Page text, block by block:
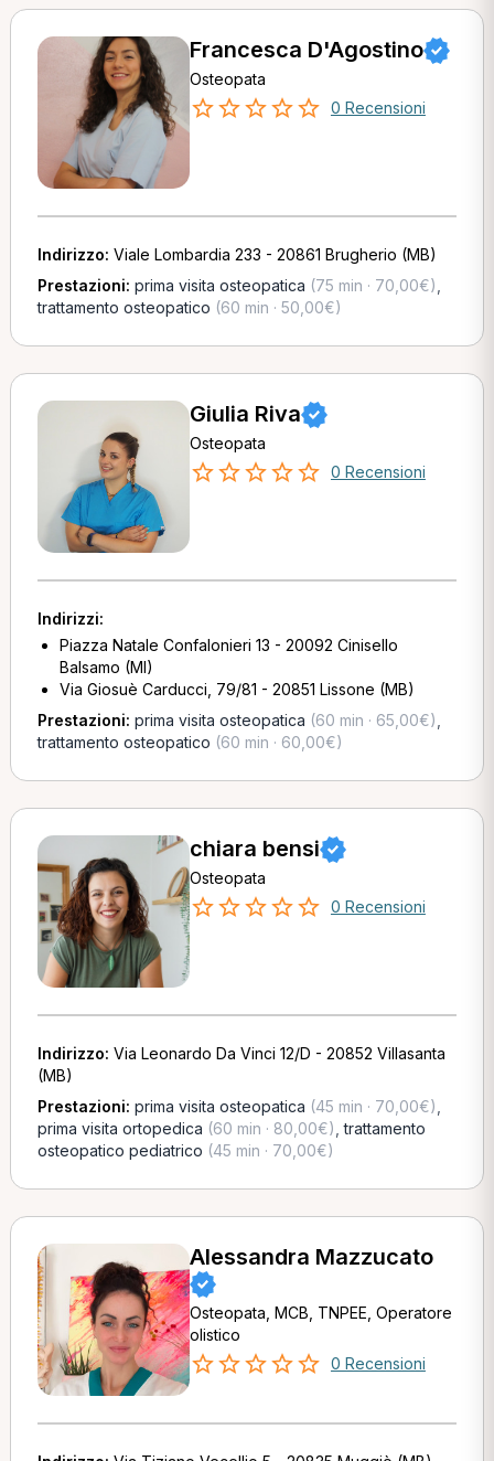
Francesca D'Agostino
Osteopata
0 Recensioni
Indirizzo: Viale Lombardia 233 - 20861 Brugherio (MB)
Prestazioni: prima visita osteopatica (75 min · 70,00€)
trattamento osteopatico (60 min · 50,00€)
Giulia Riva
Osteopata
0 Recensioni
Indirizzi:
Piazza Natale Confalonieri 13 - 20092 Cinisello
Balsamo (MI)
Via Giosuè Carducci, 79/81 - 20851 Lissone (MB)
Prestazioni: prima visita osteopatica (60 min · 65,00€)
trattamento osteopatico (60 min · 60,00€)
chiara bensi
Osteopata
0 Recensioni
Indirizzo: Via Leonardo Da Vinci 12/D - 20852 Villasanta
(MB)
Prestazioni: prima visita osteopatica (45 min · 70,00€)
prima visita ortopedica (60 min · 80,00€) ,trattamento
osteopatico pediatrico (45 min · 70,00€)
Alessandra Mazzucato
Osteopata, MCB, TNPEE, Operatore
olistico
0 Recensioni